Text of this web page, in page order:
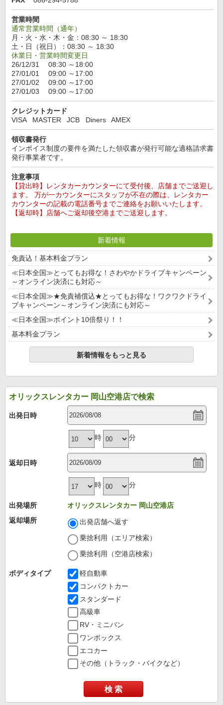
営業時間
通常営業時間（通年）
月・火・水・木・金：08:30 ～ 18:30
土・日（祝日）：08:30 ～ 18:30
休業日・営業時間変更日
26/12/31 08:30 ～18:00
27/01/01 09:00 ～17:00
27/01/02 09:00 ～17:00
27/01/03 09:00 ～17:00
クレジットカード
VISA
MASTER JCB Diners AMEX
領収書発行
インボイス制度の要件を満たした領収書が発行可能な適格請求書
発行事業者です。
注意事項
【貸出時】レンタカーカウンターにて受付後、店舗までご送迎し
ます。 万が一カウンターにスタッフが不在の際は、レンタカー
カウンターの記載の電話番号までご連絡をお願いいたします。
【返却時】店舗へご返却後空港までご送迎します。
新着情報
免責込！基本料金プラン
≪日本全国≫とってもお得な！さわやかドライブキャンペーン
～オンライン決済にも対応～
≪日本全国≫★免責補償込★とってもお得な！ワクワクドライ
ブキャンペーン～オンライン決済にも対応～
≪日本全国≫ポイント10倍祭り！！
基本料金プラン
新着情報をもっと見る
オリックスレンタカー 岡山空港店で検索
出発日時
時 分
返却日時
時 分
出発場所
オリックスレンタカー 岡山空港店
返却場所
出発店舗へ返す
乗捨利用（エリア検索）
乗捨利用（空港店検索）
ボディタイプ
軽自動車
コンパクトカー
スタンダード
高級車
RV・ミニバン
ワンボックス
エコカー
その他（トラック・バイクなど）
検 索